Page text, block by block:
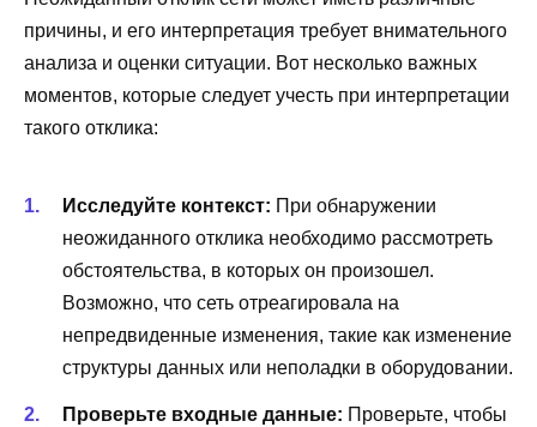
причины, и его интерпретация требует внимательного
анализа и оценки ситуации. Вот несколько важных
моментов, которые следует учесть при интерпретации
такого отклика:
Исследуйте контекст: При обнаружении
неожиданного отклика необходимо рассмотреть
обстоятельства, в которых он произошел.
Возможно, что сеть отреагировала на
непредвиденные изменения, такие как изменение
структуры данных или неполадки в оборудовании.
Проверьте входные данные: Проверьте, чтобы